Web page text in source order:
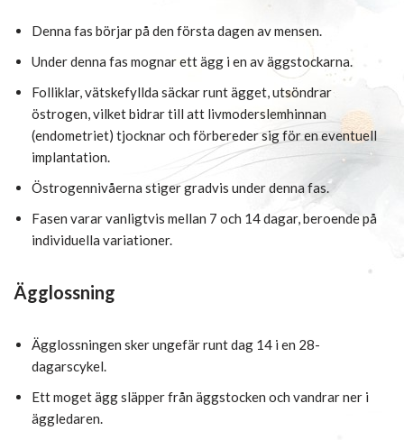
Denna fas börjar på den första dagen av mensen.
Under denna fas mognar ett ägg i en av äggstockarna.
Folliklar, vätskefyllda säckar runt ägget, utsöndrar
östrogen, vilket bidrar till att livmoderslemhinnan
(endometriet) tjocknar och förbereder sig för en eventuell
implantation.
Östrogennivåerna stiger gradvis under denna fas.
Fasen varar vanligtvis mellan 7 och 14 dagar, beroende på
individuella variationer.
Ägglossning
Ägglossningen sker ungefär runt dag 14 i en 28-
dagarscykel.
Ett moget ägg släpper från äggstocken och vandrar ner i
äggledaren.